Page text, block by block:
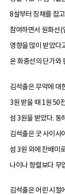
8살부터 징채를 잡
참여하면서 원화선(
영향을 많이 받았다
온 화중선의 단가와
김석출은 무악에 대
3원 받을 때 1원 50
섬 3원을 받았다. 동
김석출은 굿 사이사
섬 3원 외에 잔배미
나이나 항렬보다 무
김석출은 어린 시절